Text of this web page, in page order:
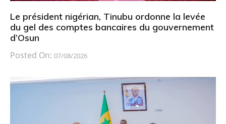
Le président nigérian, Tinubu ordonne la levée
du gel des comptes bancaires du gouvernement
d’Osun
Posted On: 07/08/2026